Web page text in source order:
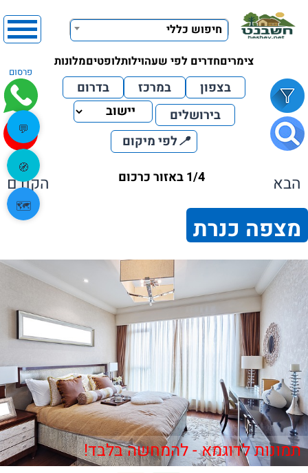
חיפוש כללי
צימריםחדרים לפי שעהוילותלופטיםמלונות
פרסום
בצפון במרכז
בדרום
בירושלים
📍לפי מיקום
הבא 1/4 באזור כרכום הקודם
מצפה כנרת
תמונות לדוגמא - להמחשה בלבד!
💬
🧭
🗺️